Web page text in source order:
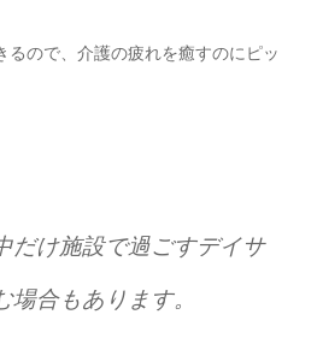
るので、介護の疲れを癒すのにピッ
だけ施設で過ごすデイサ
合もあります。